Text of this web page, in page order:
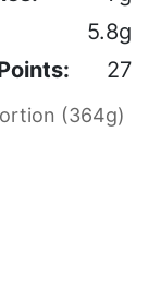
5.8g
27
(364g)